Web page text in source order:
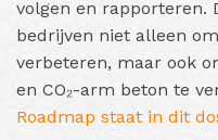
volgen en rapporteren.
bedrijven niet alleen
verbeteren, maar ook
en CO₂-arm beton te
Roadmap staat in dit